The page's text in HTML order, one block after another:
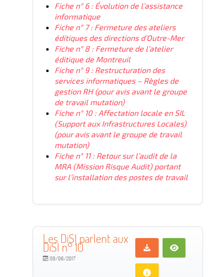
Fiche n° 6 : Évolution de l’assistance
informatique
Fiche n° 7 : Fermeture des ateliers
éditiques des directions d’Outre-Mer
Fiche n° 8 : Fermeture de l’atelier
éditique de Montreuil
Fiche n° 9 : Restructuration des
services informatiques – Règles de
gestion RH (pour avis avant le groupe
de travail mutation)
Fiche n° 10 : Affectation locale en SIL
(Support aux Infrastructures Locales)
(pour avis avant le groupe de travail
mutation)
Fiche n° 11 : Retour sur l’audit de la
MRA (Mission Risque Audit) portant
sur l’installation des postes de travail
Les DiSI parlent aux
DiSI n° 10
09/06/2017